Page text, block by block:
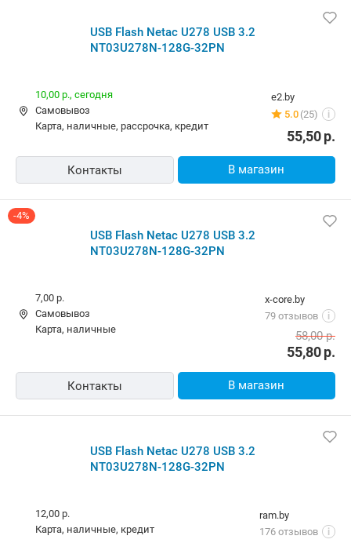
USB Flash Netac U278 USB 3.2
NT03U278N-128G-32PN
e2.by
5.0 (25) i
10,00 р., сегодня
Самовывоз
карта, наличные, рассрочка, кредит
55,50р.
Контакты В магазин
-4%
USB Flash Netac U278 USB 3.2
NT03U278N-128G-32PN
x-core.by
79 отзывов
i
7,00 р.
Самовывоз
карта, наличные
55,80р.
58,00р.
Контакты В магазин
USB Flash Netac U278 USB 3.2
NT03U278N-128G-32PN
ram.by
176 отзывов
i
12,00 р.
карта, наличные, кредит